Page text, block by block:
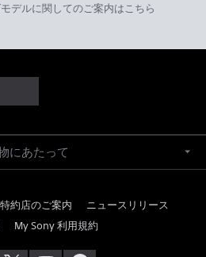
デルに関してのご案内はこちら
にあたって
特約店のご案内
ニュースリリース
My Sony 利用規約